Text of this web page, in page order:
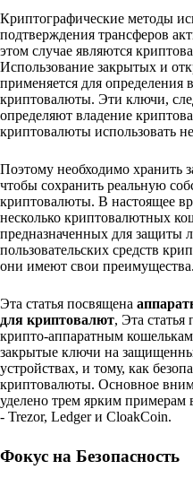
Криптографические методы
подтверждения трансферов
этом случае являются
Использование закрытых и
применяется для определения
криптовалюты. Эти ключи,
определяют владение
криптовалюты использовать
Поэтому необходимо хранить
чтобы сохранить реальную
криптовалюты. В настоящее
несколько криптовалютных
предназначенных для защиты
пользовательских средств
они имеют свои преимущества.
Эта статья посвящена
для криптовалют, Эта статья
крипто-аппаратным
закрытые ключи на
устройствах, и тому, как
криптовалюты. Основное
уделено трем ярким примерам
- Trezor, Ledger и CloakCoin.
Фокус на Безопасность